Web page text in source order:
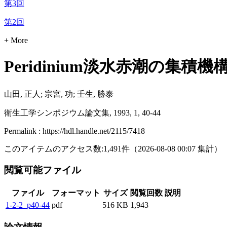
第3回
第2回
+ More
Peridinium淡水赤潮の集積機
山田, 正人; 宗宮, 功; 壬生, 勝泰
衛生工学シンポジウム論文集, 1993, 1, 40-44
Permalink : https://hdl.handle.net/2115/7418
このアイテムのアクセス数:1,491件 （2026-08-08 00:07 集計）
閲覧可能ファイル
ファイル フォーマット サイズ 閲覧回数 説明
1-2-2_p40-44 pdf 516 KB 1,943